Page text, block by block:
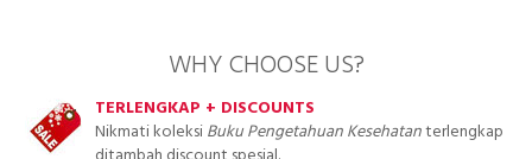
WHY CHOOSE US?
TERLENGKAP + DISCOUNTS
Nikmati koleksiBuku Pengetahuan Kesehatanterlengkap